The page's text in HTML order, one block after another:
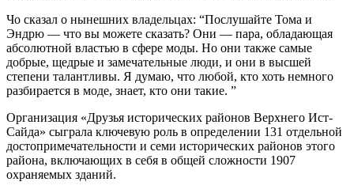
Чо сказал о нынешних владельцах: “Послушайте Тома и
Эндрю — что вы можете сказать? Они — пара, обладающая
абсолютной властью в сфере моды. Но они также самые
добрые, щедрые и замечательные люди, и они в высшей
степени талантливы. Я думаю, что любой, кто хоть немного
разбирается в моде, знает, кто они такие. ”
Организация «Друзья исторических районов Верхнего Ист-
Сайда» сыграла ключевую роль в определении 131 отдельной
достопримечательности и семи исторических районов этого
района, включающих в себя в общей сложности 1907
охраняемых зданий.